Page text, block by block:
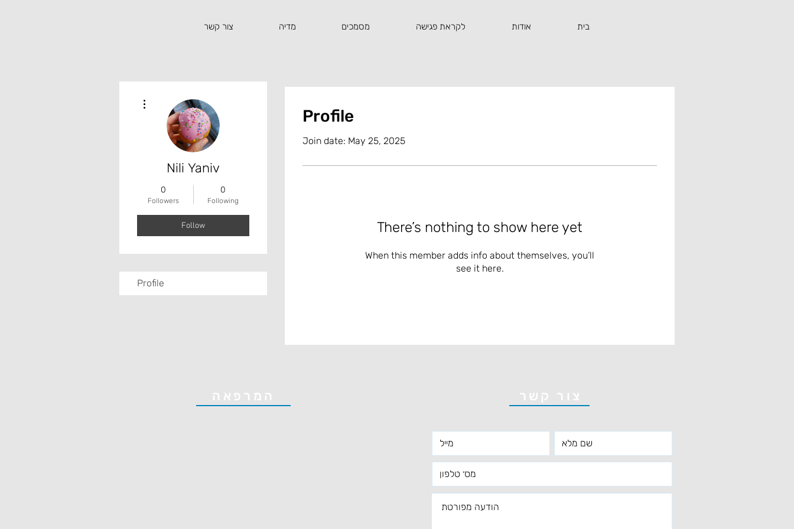
בית אודות לקראת פגישה מסמכים מדיה צור קשר
Profile
Join date: May 25, 2025
There’s nothing to show here yet
When this member adds info about themselves, you’ll
see it here.
Nili Yaniv
0
Followers
0
Following
Follow
Profile
המרפאה צור קשר